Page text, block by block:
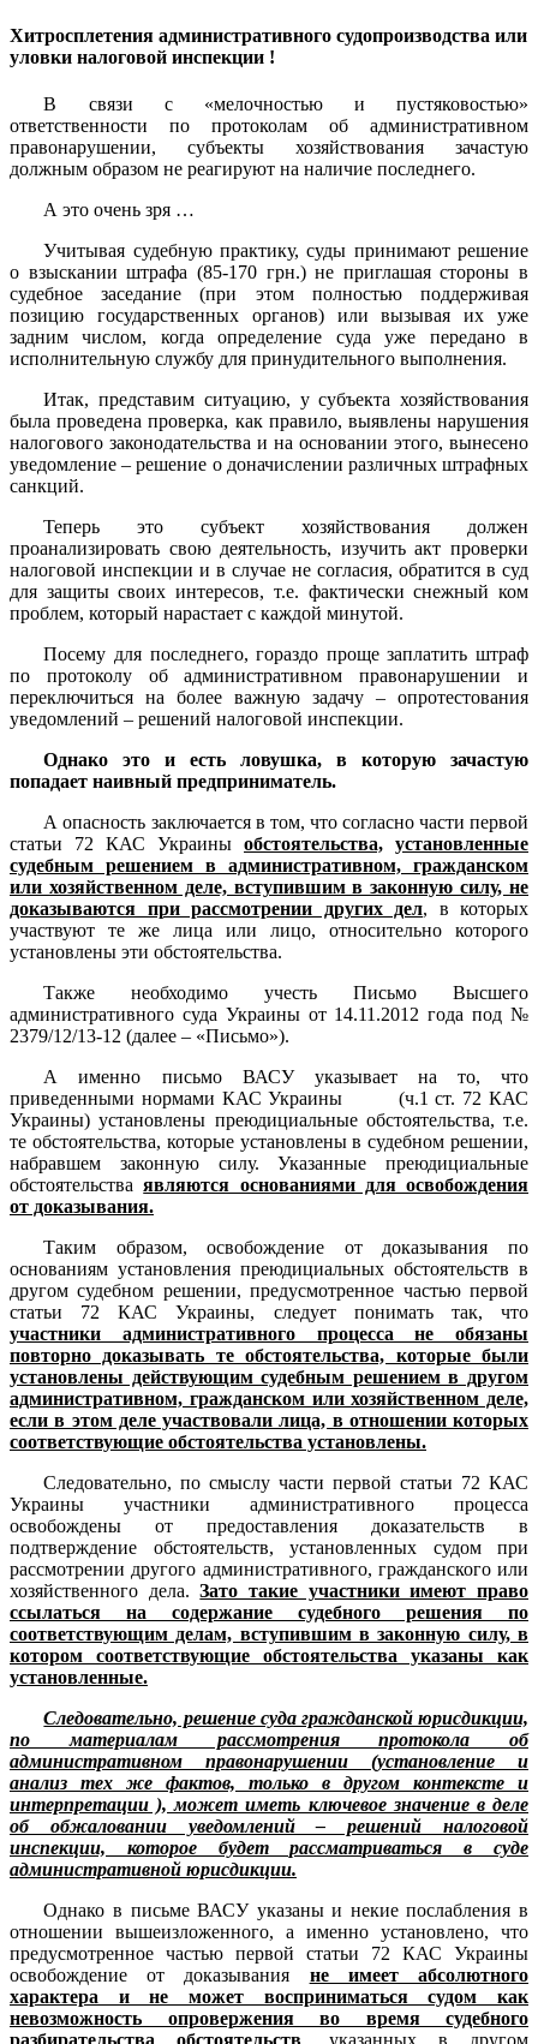
Хитросплетения административного судопроизводства или
уловки налоговой инспекции !
В связи с «мелочностью и пустяковостью»
ответственности по протоколам об административном
правонарушении, субъекты хозяйствования зачастую
должным образом не реагируют на наличие последнего.
А это очень зря …
Учитывая судебную практику, суды принимают решение
о взыскании штрафа (85-170 грн.) не приглашая стороны в
судебное заседание (при этом полностью поддерживая
позицию государственных органов) или вызывая их уже
задним числом, когда определение суда уже передано в
исполнительную службу для принудительного выполнения.
Итак, представим ситуацию, у субъекта хозяйствования
была проведена проверка, как правило, выявлены нарушения
налогового законодательства и на основании этого, вынесено
уведомление – решение о доначислении различных штрафных
санкций.
Теперь это субъект хозяйствования должен
проанализировать свою деятельность, изучить акт проверки
налоговой инспекции и в случае не согласия, обратится в суд
для защиты своих интересов, т.е. фактически снежный ком
проблем, который нарастает с каждой минутой.
Посему для последнего, гораздо проще заплатить штраф
по протоколу об административном правонарушении и
переключиться на более важную задачу – опротестования
уведомлений – решений налоговой инспекции.
Однако это и есть ловушка, в которую зачастую
попадает наивный предприниматель.
А опасность заключается в том, что согласно части первой
статьи 72 КАС Украины обстоятельства, установленные
судебным решением в административном, гражданском
или хозяйственном деле, вступившим в законную силу, не
доказываются при рассмотрении других дел, в которых
участвуют те же лица или лицо, относительно которого
установлены эти обстоятельства.
Также необходимо учесть Письмо Высшего
административного суда Украины от 14.11.2012 года под №
2379/12/13-12 (далее – «Письмо»).
А именно письмо ВАСУ указывает на то, что
приведенными нормами КАС Украины (ч.1 ст. 72 КАС
Украины) установлены преюдициальные обстоятельства, т.е.
те обстоятельства, которые установлены в судебном решении,
набравшем законную силу. Указанные преюдициальные
обстоятельстваявляются основаниями для освобождения
от доказывания.
Таким образом, освобождение от доказывания по
основаниям установления преюдициальных обстоятельств в
другом судебном решении, предусмотренное частью первой
статьи 72 КАС Украины, следует понимать так, что
участники административного процесса не обязаны
повторно доказывать те обстоятельства, которые были
установлены действующим судебным решением в другом
административном, гражданском или хозяйственном деле,
если в этом деле участвовали лица, в отношении которых
соответствующие обстоятельства установлены.
Следовательно, по смыслу части первой статьи 72 КАС
Украины участники административного процесса
освобождены от предоставления доказательств в
подтверждение обстоятельств, установленных судом при
рассмотрении другого административного, гражданского или
хозяйственного дела.Зато такие участники имеют право
ссылаться на содержание судебного решения по
соответствующим делам, вступившим в законную силу, в
котором соответствующие обстоятельства указаны как
установленные.
Следовательно, решение суда гражданской юрисдикции,
по материалам рассмотрения протокола об
административном правонарушении (установление и
анализ тех же фактов, только в другом контексте и
интерпретации ), может иметь ключевое значение в деле
об обжаловании уведомлений – решений налоговой
инспекции, которое будет рассматриваться в суде
административной юрисдикции.
Однако в письме ВАСУ указаны и некие послабления в
отношении вышеизложенного, а именно установлено, что
предусмотренное частью первой статьи 72 КАС Украины
освобождение от доказывания не имеет абсолютного
характера и не может восприниматься судом как
невозможность опровержения во время судебного